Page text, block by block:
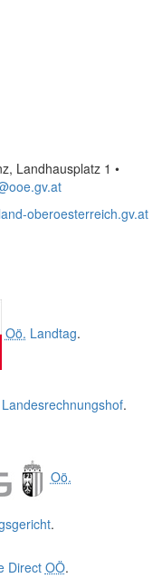
Landhausplatz 1 •
oberoesterreich.gv.at
Oö. Landtag.
Landesrechnungshof.
Oö.
.
Direct OÖ.